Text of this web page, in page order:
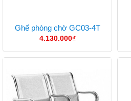
Ghế phòng chờ GC03-4T
4.130.000₫